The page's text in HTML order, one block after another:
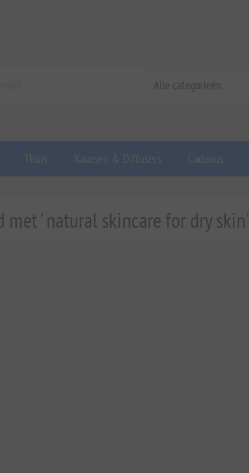
Thuis Kaarsen & Diffusers Cadeaus
met ' natural skincare for dry skin'